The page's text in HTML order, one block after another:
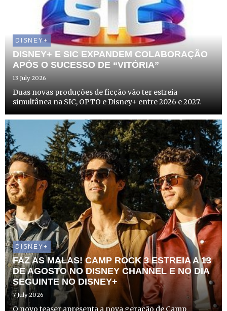
DISNEY+
DISNEY+ E SIC EXPANDEM COLABORAÇÃO
APÓS O SUCESSO DE “VITÓRIA”
13 July 2026
Duas novas produções de ficção vão ter estreia
simultânea na SIC, OPTO e Disney+ entre 2026 e 2027.
DISNEY+
FAZ AS MALAS! CAMP ROCK 3 ESTREIA A 13
DE AGOSTO NO DISNEY CHANNEL E NO DIA
SEGUINTE NO DISNEY+
7 July 2026
O novo teaser apresenta a nova geração de Camp